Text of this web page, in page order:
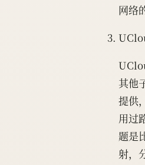
网络
其他
提供
用过
题是
射，